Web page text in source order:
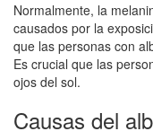
Normalmente, la
causados por la
que las personas con
Es crucial que las
ojos del sol.
Causas del